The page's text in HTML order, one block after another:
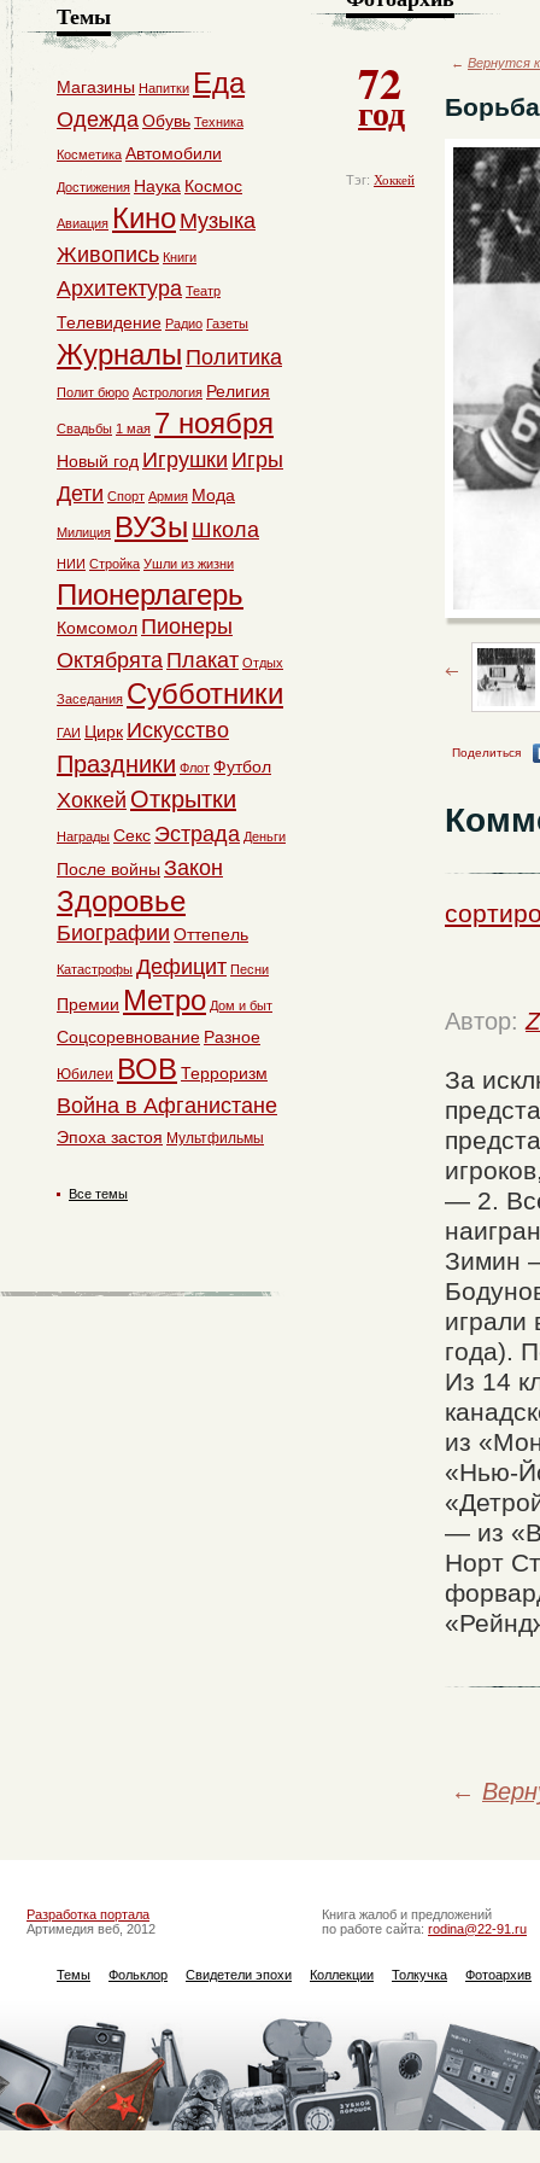
72
год
Тэг: Хоккей
← Вернутся
Поделиться
Автор:
За
— 2.
Зимин
играли
года).
Из 14
из
«Нью-
— из
Норт
←
Темы
Магазины Напитки Еда
ОдеждаОбувь Техника
Косметика Автомобили
Достижения Наука Космос
Авиация Кино Музыка
Живопись Книги
Архитектура Театр
Телевидение Радио Газеты
Журналы Политика
Полит бюро Астрология Религия
Свадьбы 1 мая 7 ноября
Новый год Игрушки Игры
Дети Спорт Армия Мода
Милиция ВУЗы Школа
НИИ Стройка Ушли из жизни
Пионерлагерь
Комсомол Пионеры
Октябрята Плакат Отдых
Заседания Субботники
ГАИ Цирк Искусство
Праздники Флот Футбол
Хоккей Открытки
Награды Секс Эстрада Деньги
После войны Закон
Здоровье
Биографии Оттепель
Катастрофы Дефицит Песни
Премии Метро Дом и быт
Соцсоревнование Разное
Юбилеи ВОВ Терроризм
Война в Афганистане
Эпоха застоя Мультфильмы
Все темы
Разработка портала
Артимедия веб, 2012
Книга жалоб и предложений
по работе сайта: rodina@22-91.ru
Темы Фольклор Свидетели эпохи Коллекции Толкучка Фотоархив